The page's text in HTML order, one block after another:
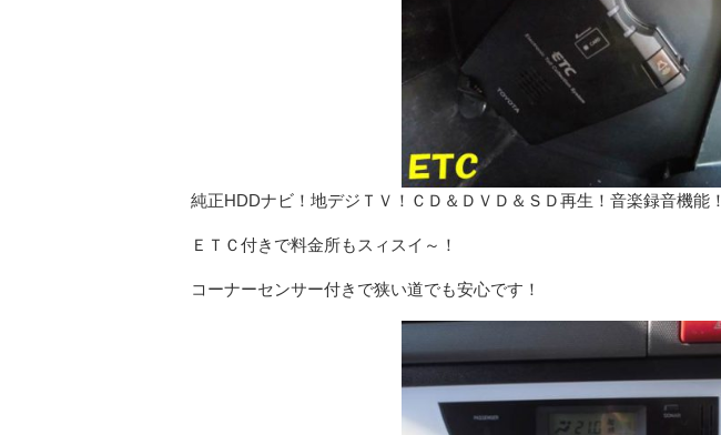
純正HDDナビ！地デジＴＶ！ＣＤ＆ＤＶＤ＆ＳＤ再生！音楽録音機能！
ＥＴＣ付きで料金所もスィスイ～！
コーナーセンサー付きで狭い道でも安心です！